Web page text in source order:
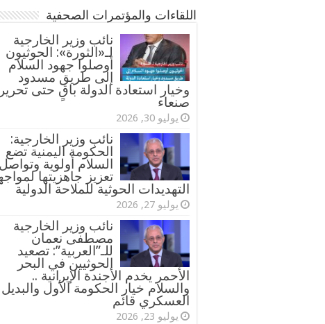
اللقاءات والمؤتمرات الصحفية
‏نائب وزير الخارجية
لـ«الثورة»: الحوثيون
أوصلوا جهود السلام
إلى طريق مسدود
وخيار استعادة الدولة باقٍ حتى تحرير
صنعاء
يوليو 30, 2026
نائب وزير الخارجية:
الحكومة اليمنية تضع
السلام أولوية وتواصل
تعزيز جاهزيتها
التهديدات الحوثية للملاحة الدولية
يوليو 27, 2026
نائب وزير الخارجية
مصطفى نعمان
للـ”العربية”: تصعيد
الحوثيين في البحر
الأحمر يخدم الأجندة الإيرانية ..
والسلام خيار الحكومة الأول والبديل
العسكري قائم
يوليو 23, 2026